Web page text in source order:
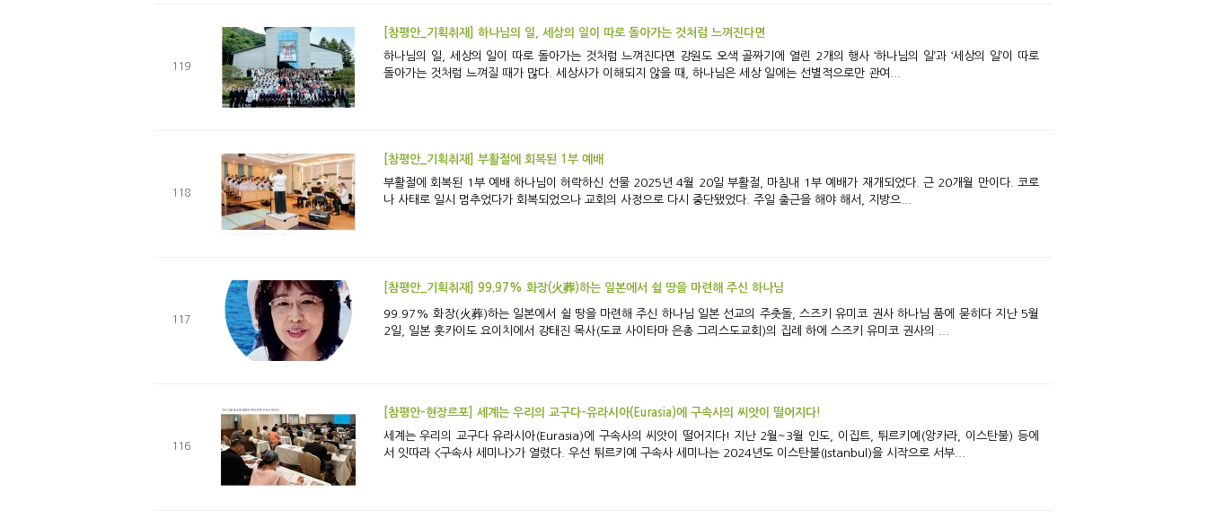
119
[참평안_기획취재] 하나님의 일, 세상의 일이 따로 돌아가는 것처럼 느껴진다면
하나님의 일, 세상의 일이 따로 돌아가는 것처럼 느껴진다면 강원도 오색 골짜기에 열린 2개의 행사 ‘하나님의 일’과 ‘세상의 일’이 따로
돌아가는 것처럼 느껴질 때가 많다. 세상사가 이해되지 않을 때, 하나님은 세상 일에는 선별적으로만 관여...
118
[참평안_기획취재] 부활절에 회복된 1부 예배
부활절에 회복된 1부 예배 하나님이 허락하신 선물 2025년 4월 20일 부활절, 마침내 1부 예배가 재개되었다. 근 20개월 만이다. 코로
나 사태로 일시 멈추었다가 회복되었으나 교회의 사정으로 다시 중단됐었다. 주일 출근을 해야 해서, 지방으...
117
[참평안_기획취재] 99.97% 화장(火葬)하는 일본에서 쉴 땅을 마련해 주신 하나님
99.97% 화장(火葬)하는 일본에서 쉴 땅을 마련해 주신 하나님 일본 선교의 주춧돌, 스즈키 유미코 권사 하나님 품에 묻히다 지난 5월
2일, 일본 홋카이도 요이치에서 강태진 목사(도쿄 사이타마 은총 그리스도교회)의 집례 하에 스즈키 유미코 권사의 ...
116
[참평안-현장르포] 세계는 우리의 교구다-유라시아(Eurasia)에 구속사의 씨앗이 떨어지다!
세계는 우리의 교구다 유라시아(Eurasia)에 구속사의 씨앗이 떨어지다! 지난 2월~3월 인도, 이집트, 튀르키예(앙카라, 이스탄불) 등에
서 잇따라 <구속사 세미나>가 열렸다. 우선 튀르키예 구속사 세미나는 2024년도 이스탄불(Istanbul)을 시작으로 서부...